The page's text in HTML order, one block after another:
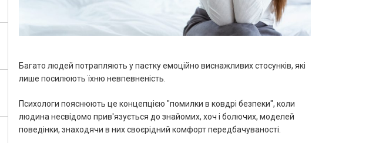
Багато людей потрапляють у пастку емоційно виснажливих стосунків, які
лише посилюють їхню невпевненість.
Психологи пояснюють це концепцією "помилки в ковдрі безпеки", коли
людина несвідомо прив'язується до знайомих, хоч і болючих, моделей
поведінки, знаходячи в них своєрідний комфорт передбачуваності.